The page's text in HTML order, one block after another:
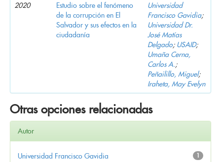
2020
Estudio sobre el fenómeno
de la corrupción en El
Salvador y sus efectos en la
ciudadanía
Universidad
Francisco Gavidia;
Universidad Dr.
José Matías
Delgado; USAID;
Umaña Cerna,
Carlos A.;
Peñailillo, Miguel;
Iraheta, May Evelyn
Otras opciones relacionadas
Autor
1
Universidad Francisco Gavidia